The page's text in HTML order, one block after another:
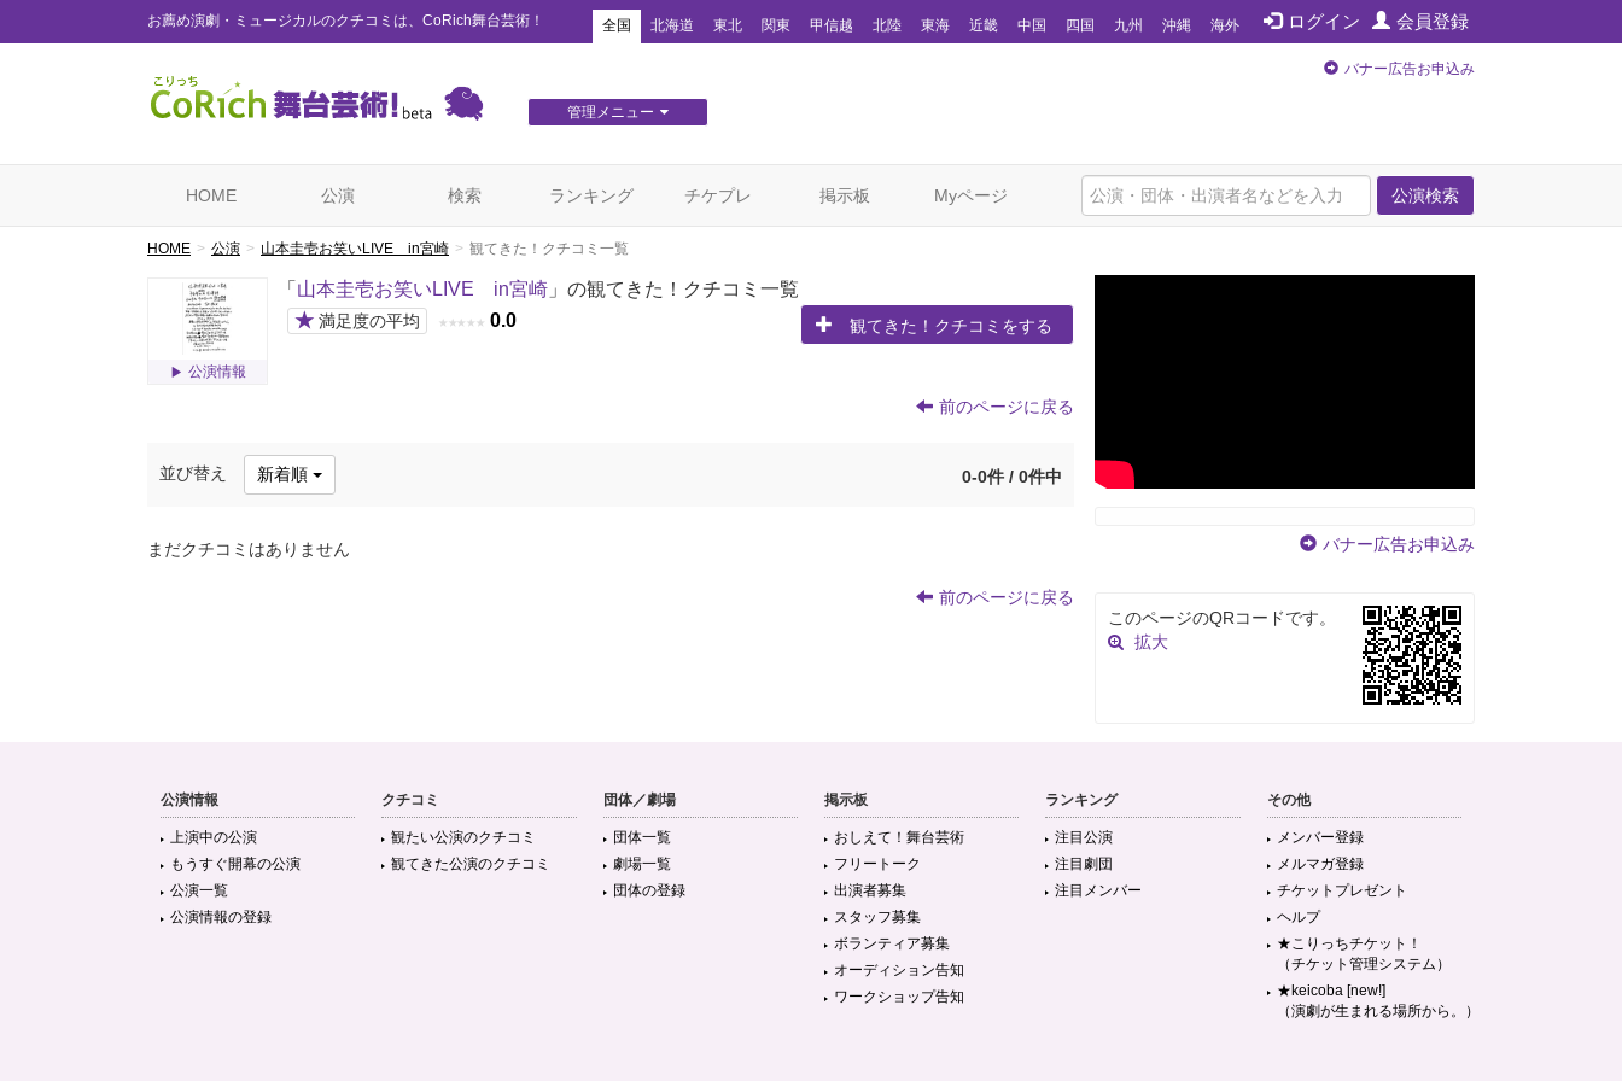
お薦め演劇・ミュージカルのクチコミは、CoRich舞台芸術！ ログイン 会員登録
全国 北海道 東北 関東 甲信越 北陸 東海 近畿 中国 四国 九州 沖縄 海外
管理メニュー
バナー広告お申込み
公演検索
HOME 公演 検索 ランキング チケプレ 掲示板 Myページ
HOME 公演 山本圭壱お笑いLIVE in宮崎 観てきた！クチコミ一覧
公演情報
「 山本圭壱お笑いLIVE in宮崎 」の観てきた！クチコミ一覧
★ 満足度の平均 ★ ★ ★ ★ ★ 0.0 観てきた！クチコミをする
前のページに戻る
並び替え 新着順 0-0件 / 0件中
まだクチコミはありません
前のページに戻る
バナー広告お申込み
このページのQRコードです。
拡大
公演情報
上演中の公演
もうすぐ開幕の公演
公演一覧
公演情報の登録
クチコミ
観たい公演のクチコミ
観てきた公演のクチコミ
団体／劇場
団体一覧
劇場一覧
団体の登録
掲示板
おしえて！舞台芸術
フリートーク
出演者募集
スタッフ募集
ボランティア募集
オーディション告知
ワークショップ告知
ランキング
注目公演
注目劇団
注目メンバー
その他
メンバー登録
メルマガ登録
チケットプレゼント
ヘルプ
★こりっちチケット！
（チケット管理システム）
★keicoba [new!]
（演劇が生まれる場所から。）